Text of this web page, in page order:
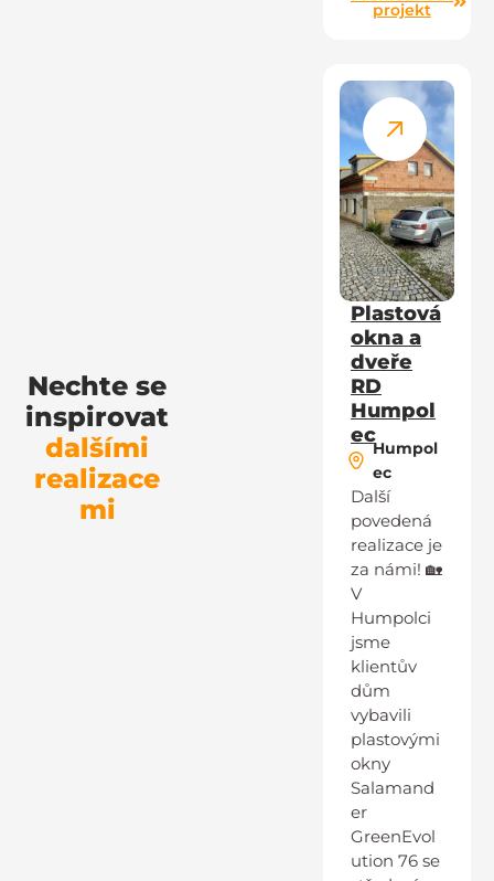
Nechte se
inspirovat
dalšími
realizace
mi
projekt
Plastová
okna a
dveře
RD
Humpol
ec
Humpol
ec
Další
povedená
realizace je
za námi! 🏡
V
Humpolci
jsme
klientův
dům
vybavili
plastovými
okny
Salamand
er
GreenEvol
ution 76 se